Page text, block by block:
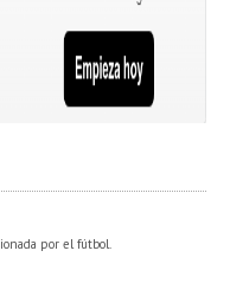
por el fútbol.